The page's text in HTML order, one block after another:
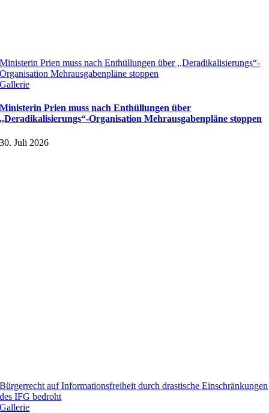
Ministerin Prien muss nach Enthüllungen über ,,Deradikalisierungs“-
Organisation Mehrausgabenpläne stoppen
Gallerie
Ministerin Prien muss nach Enthüllungen über
,,Deradikalisierungs“-Organisation Mehrausgabenpläne stoppen
30. Juli 2026
Bürgerrecht auf Informationsfreiheit durch drastische Einschränkungen
des IFG bedroht
Gallerie